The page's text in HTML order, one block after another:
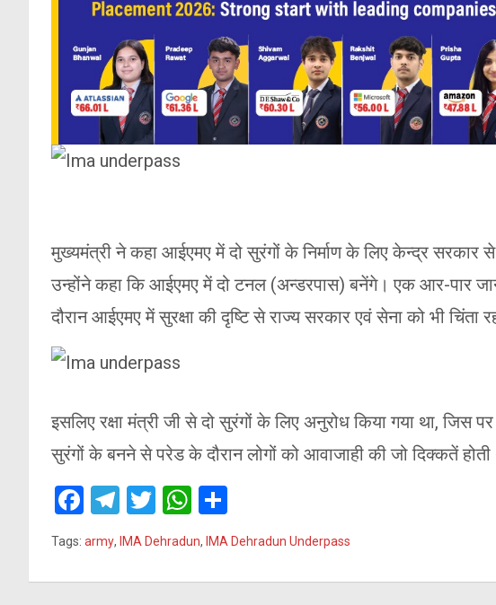
मुख्यमंत्री ने कहा आईएमए में दो सुरंगों के निर्माण के लिए केन्द्र
उन्होंने कहा कि आईएमए में दो टनल (अन्डरपास) बनेंगे। एक आर-
दौरान आईएमए में सुरक्षा की दृष्टि से राज्य सरकार एवं सेना को भी चिंता
इसलिए रक्षा मंत्री जी से दो सुरंगों के लिए अनुरोध किया गया था, जिस
सुरंगों के बनने से परेड के दौरान लोगों को आवाजाही की जो दिक्कतें होती
F
ce
b
T
el
e
gr
T
wi
tt
er
W
h
at
s
h
ar
e
Tags: army, IMA Dehradun, IMA Dehradun Underpass